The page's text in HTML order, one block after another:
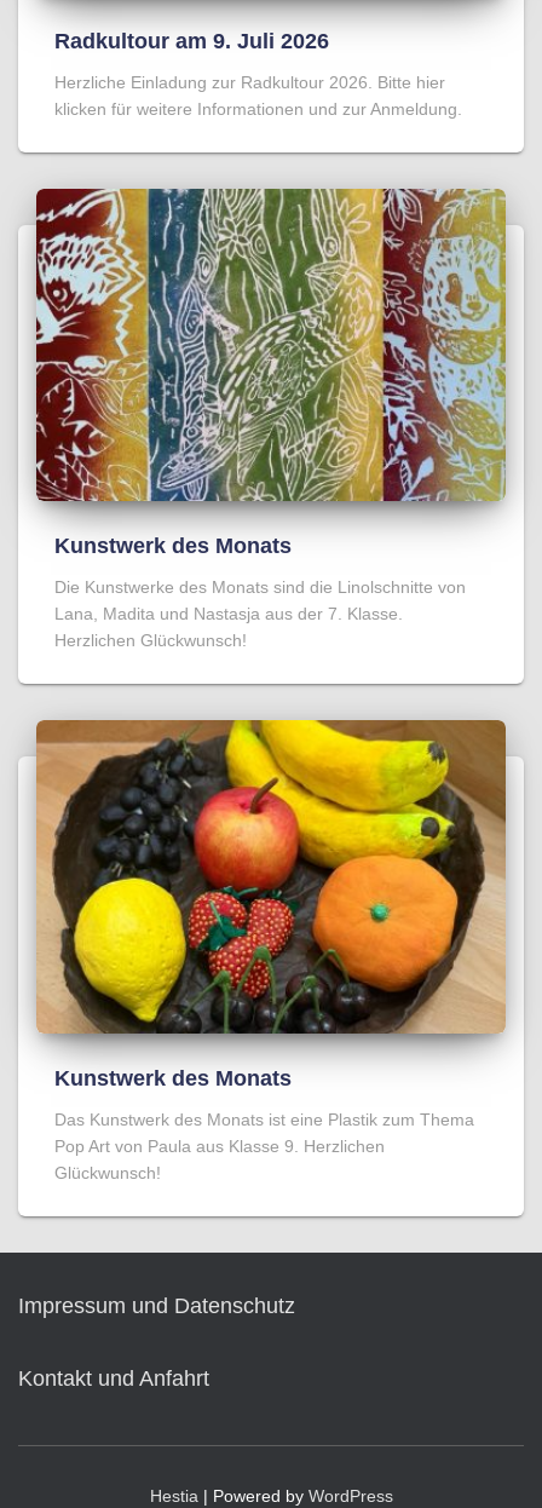
Radkultour am 9. Juli 2026
Herzliche Einladung zur Radkultour 2026. Bitte hier
klicken für weitere Informationen und zur Anmeldung.
Kunstwerk des Monats
Die Kunstwerke des Monats sind die Linolschnitte von
Lana, Madita und Nastasja aus der 7. Klasse.
Herzlichen Glückwunsch!
Kunstwerk des Monats
Das Kunstwerk des Monats ist eine Plastik zum Thema
Pop Art von Paula aus Klasse 9. Herzlichen
Glückwunsch!
Impressum und Datenschutz
Kontakt und Anfahrt
Hestia | Powered by WordPress